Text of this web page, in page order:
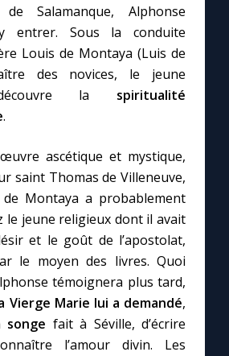
de Salamanque, Alphonse
entrer. Sous la conduite
Louis de Montaya (Luis de
des novices, le jeune
la spiritualité
.
ascétique et mystique,
saint Thomas de Villeneuve,
Montaya a probablement
le jeune religieux dont il avait
et le goût de l’apostolat,
le moyen des livres. Quoi
témoignera plus tard,
Vierge Marie lui a demandé,
songe fait à Séville, d’écrire
l’amour divin. Les